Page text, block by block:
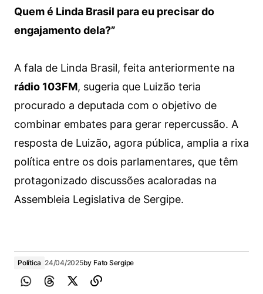
Quem é Linda Brasil para eu precisar do
engajamento dela?”
A fala de Linda Brasil, feita anteriormente na
rádio 103FM, sugeria que Luizão teria
procurado a deputada com o objetivo de
combinar embates para gerar repercussão. A
resposta de Luizão, agora pública, amplia a rixa
política entre os dois parlamentares, que têm
protagonizado discussões acaloradas na
Assembleia Legislativa de Sergipe.
Política 24/04/2025by Fato Sergipe